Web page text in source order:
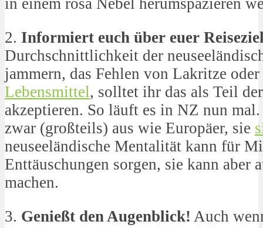
2. Informiert euch über euer
Durchschnittlichkeit der
jammern, das Fehlen von Lakritze
Lebensmittel, solltet ihr das als Teil
akzeptieren. So läuft es in NZ nun
zwar (großteils) aus wie Europäer, sie
neuseeländische Mentalität kann für
Enttäuschungen sorgen, sie kann
machen.
3. Genießt den Augenblick! Auch